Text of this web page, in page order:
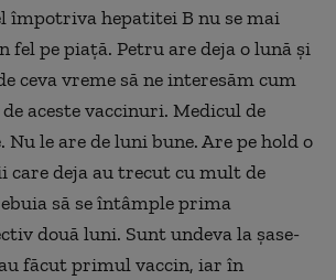
împotriva hepatitei B nu se mai
fel pe piaţă. Petru are deja o lună şi
ceva vreme să ne interesăm cum
aceste vaccinuri. Medicul de
Nu le are de luni bune. Are pe hold o
care deja au trecut cu mult de
să se întâmple prima
două luni. Sunt undeva la şase-
făcut primul vaccin, iar în